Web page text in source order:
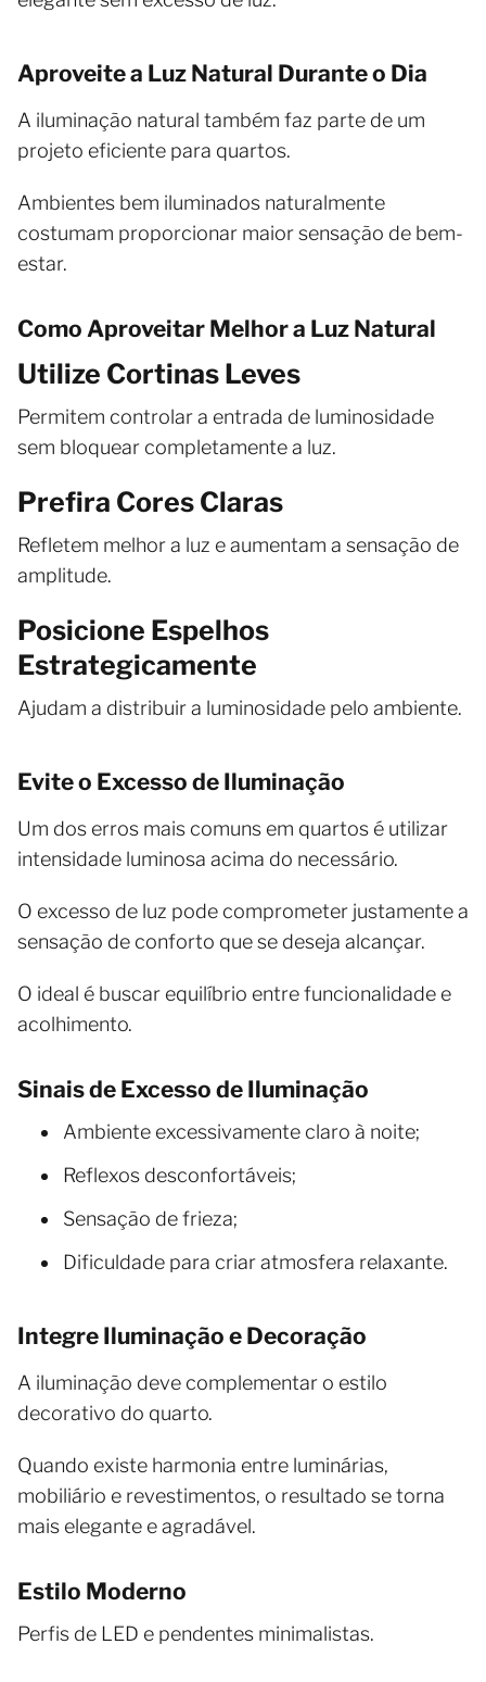
Aproveite a Luz Natural Durante o Dia
A iluminação natural também faz parte de um
projeto eficiente para quartos.
Ambientes bem iluminados naturalmente
costumam proporcionar maior sensação de bem-
estar.
Como Aproveitar Melhor a Luz Natural
Utilize Cortinas Leves
Permitem controlar a entrada de luminosidade
sem bloquear completamente a luz.
Prefira Cores Claras
Refletem melhor a luz e aumentam a sensação de
amplitude.
Posicione Espelhos
Estrategicamente
Ajudam a distribuir a luminosidade pelo ambiente.
Evite o Excesso de Iluminação
Um dos erros mais comuns em quartos é utilizar
intensidade luminosa acima do necessário.
O excesso de luz pode comprometer justamente a
sensação de conforto que se deseja alcançar.
O ideal é buscar equilíbrio entre funcionalidade e
acolhimento.
Sinais de Excesso de Iluminação
Ambiente excessivamente claro à noite;
Reflexos desconfortáveis;
Sensação de frieza;
Dificuldade para criar atmosfera relaxante.
Integre Iluminação e Decoração
A iluminação deve complementar o estilo
decorativo do quarto.
Quando existe harmonia entre luminárias,
mobiliário e revestimentos, o resultado se torna
mais elegante e agradável.
Estilo Moderno
Perfis de LED e pendentes minimalistas.